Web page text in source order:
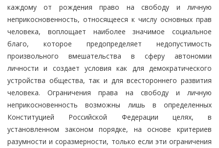
каждому от рождения право на свободу и личную
неприкосновенность, относящееся к числу основных прав
человека, воплощает наиболее значимое социальное
благо, которое предопределяет недопустимость
произвольного вмешательства в сферу автономии
личности и создает условия как для демократического
устройства общества, так и для всестороннего развития
человека. Ограничения права на свободу и личную
неприкосновенность возможны лишь в определенных
Конституцией Российской Федерации целях, в
установленном законом порядке, на основе критериев
разумности и соразмерности, только если эти ограничения